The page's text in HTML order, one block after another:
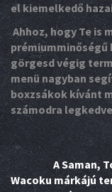
el kiemelkedő
Ahhoz, hogy Te is
görgesd végig
menü nagyban
boxzsákok kívánt
számodra
A Saman, Top
Wacoku márkájú